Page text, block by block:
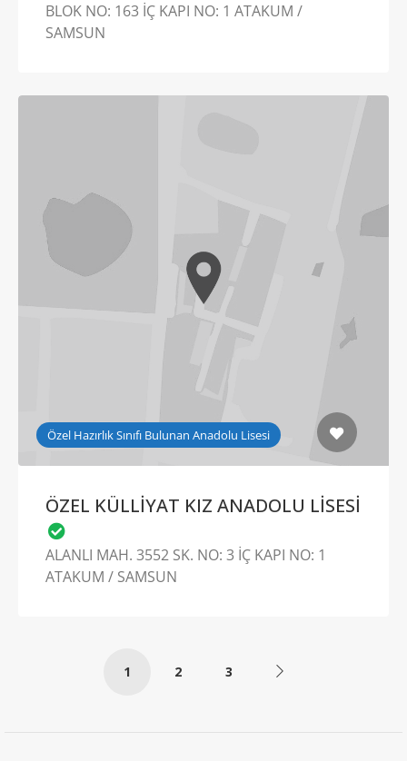
BLOK NO: 163 İÇ KAPI NO: 1 ATAKUM /
SAMSUN
Özel Hazırlık Sınıfı Bulunan Anadolu Lisesi
ÖZEL KÜLLİYAT KIZ ANADOLU LİSESİ
ALANLI MAH. 3552 SK. NO: 3 İÇ KAPI NO: 1
ATAKUM / SAMSUN
1 2 3